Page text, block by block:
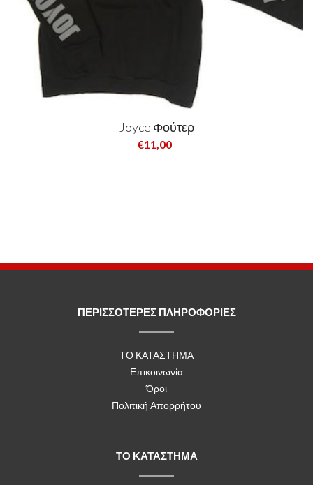
Joyce Φούτερ
€11,00
ΠΕΡΙΣΣΟΤΕΡΕΣ ΠΛΗΡΟΦΟΡΙΕΣ
ΤΟ ΚΑΤΑΣΤΗΜΑ
Επικοινωνία
Όροι
Πολιτική Απορρήτου
ΤΟ ΚΑΤΑΣΤΗΜΑ